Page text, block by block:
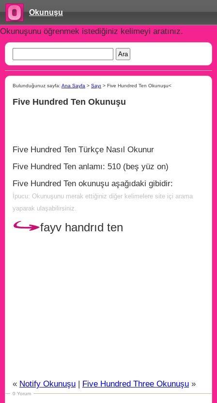
Okunuşu
Okunuşunu öğrenmek istediğiniz kelimeyi aratınız.
Bulunduğunuz sayfa: Ana Sayfa > Sayı > Five Hundred Ten Okunuşu<
Five Hundred Ten Okunuşu
Five Hundred Ten Türkçe Nasıl Okunur
Five Hundred Ten anlamı: 510 (beş yüz on)
Five Hundred Ten okunuşu aşağıdaki gibidir:
İpucu: Okunuşunu merak ettiğiniz diğer kelimelere site içi arama
yaparak ulaşabilirsiniz.
fayv handrıd ten
« Notify Okunuşu | Five Hundred Three Okunuşu »
0 Yorum